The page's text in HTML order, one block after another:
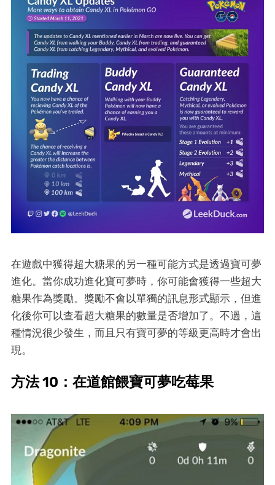
在遊戲中獲得超大糖果的另一種可能方式是透過寶可夢
進化。當你成功進化寶可夢時，你可能會獲得一些超大
糖果作為獎勵。獎勵不會以單獨的訊息形式顯示，但進
化後你可以查看超大糖果的數量是否增加了。不過，這
種情況很少發生，而且只有寶可夢的等級更高時才會出
現。
方法 10：在道館餵寶可夢吃莓果